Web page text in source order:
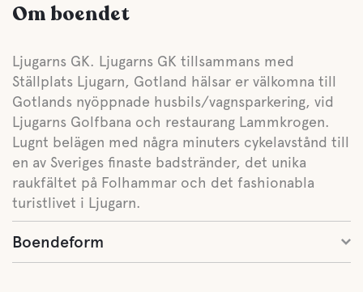
Om boendet
Ljugarns GK. Ljugarns GK tillsammans med
Ställplats Ljugarn, Gotland hälsar er välkomna till
Gotlands nyöppnade husbils/vagnsparkering, vid
Ljugarns Golfbana och restaurang Lammkrogen.
Lugnt belägen med några minuters cykelavstånd till
en av Sveriges finaste badstränder, det unika
raukfältet på Folhammar och det fashionabla
turistlivet i Ljugarn.
Boendeform